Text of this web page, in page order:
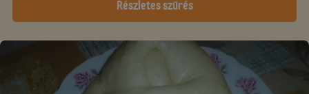
Részletes szűrés